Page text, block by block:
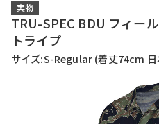
実物
TRU-SPEC BDU フィー
トライプ
サイズ:S-Regular (着丈74cm 日